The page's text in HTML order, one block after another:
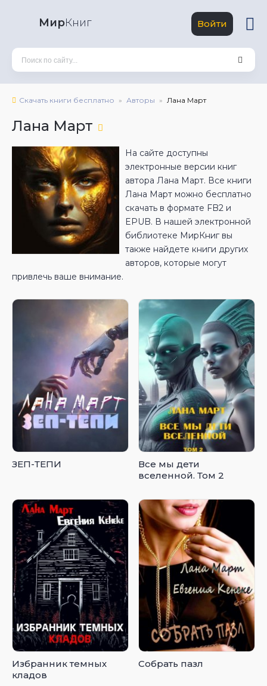
МирКниг Войти
Скачать книги бесплатно Авторы Лана Март
Лана Март
На сайте доступны
электронные версии книг
автора Лана Март. Все книги
Лана Март можно бесплатно
скачать в формате FB2 и
EPUB. В нашей электронной
библиотеке МирКниг вы
также найдете книги других
авторов, которые могут
привлечь ваше внимание.
ЗЕП-ТЕПИ
Все мы дети
вселенной. Том 2
Избранник темных
кладов
Собрать пазл